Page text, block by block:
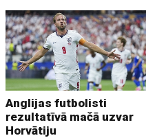
Anglijas futbolisti
rezultatīvā mačā uzvar
Horvātiju